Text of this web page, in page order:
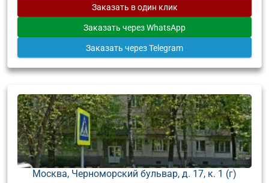
Заказать в один клик
Заказать через WhatsApp
Заказать через Telegram
Москва, Черноморский бульвар, д. 17, к. 1 (г)